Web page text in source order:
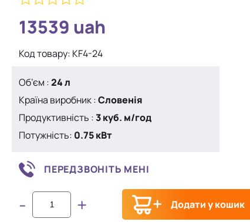
0
з
13539 uah
Код товару: KF4-24
Об’єм :24 л
Країна виробник :Словенія
Продуктивність :3 куб. м/год
Потужність: 0.75 кВт
ПЕРЕДЗВОНІТЬ МЕНІ
- + Додати у кошик